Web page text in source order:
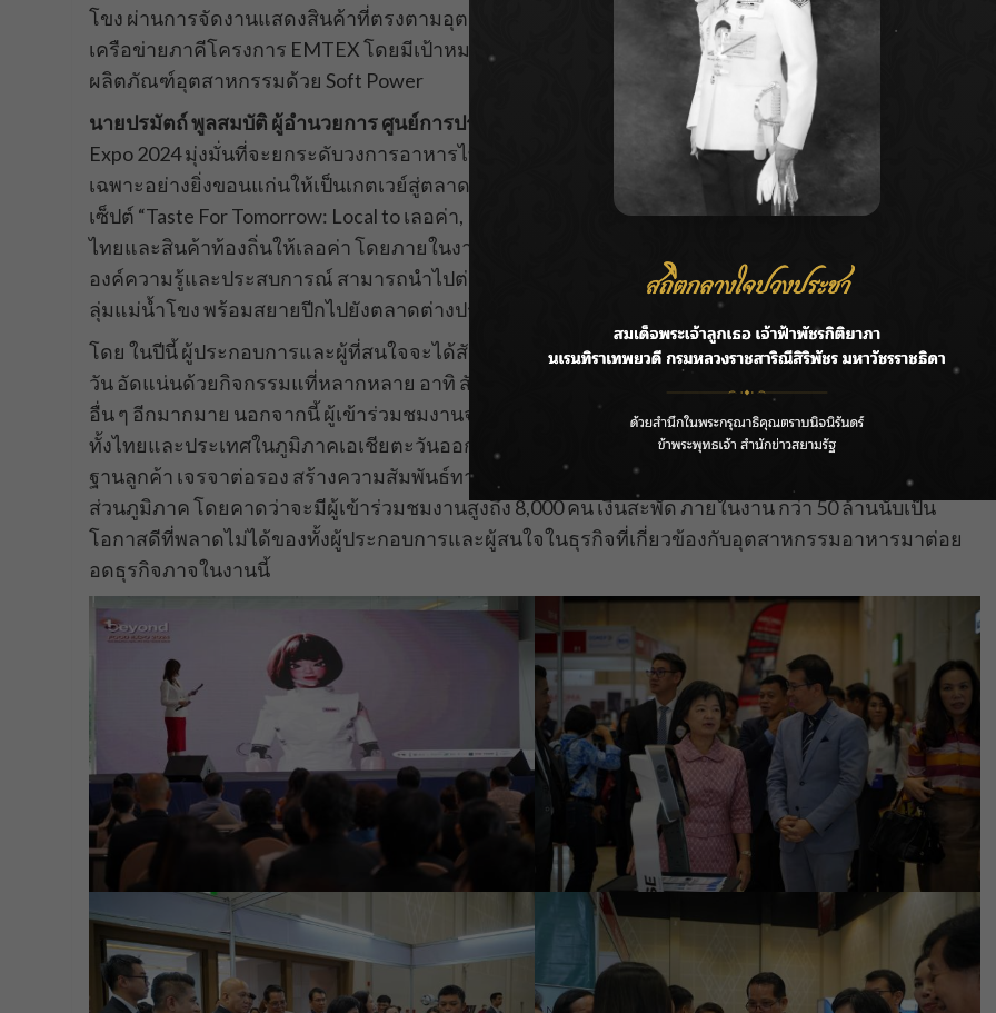
โขง ผ่านการจัดงานแสดงสินค้าที่ตรงตามอุตสาหกรรมเป้าหมายหลักของรัฐบาล โดยความร่วมมือจาก
เครือข่ายภาคีโครงการ EMTEX โดยมีเป้าหมายเพื่อเสริมสร้างความแข็งแกร่งและเพิ่มศักยภาพให้กับ
ผลิตภัณฑ์อุตสาหกรรมด้วย Soft Power
นายปรมัตถ์ พูลสมบัติ ผู้อำนวยการ ศูนย์การประชุมฯไคซ์ ขอนแก่น
ในฐานะ ของผู้จัดงาน Beyond Food
Expo 2024 มุ่งมั่นที่จะยกระดับวงการอาหารไทย และผลักดันธุรกิจอาหารและเครื่องดื่มในภูมิภาคโดย
เฉพาะอย่างยิ่งขอนแก่นให้เป็นเกตเวย์สู่ตลาดในกลุ่มประเทศอนุลุ่มแม่น้ำโขง ตามคอนเซ็ป ภายใต้คอน
เซ็ปต์ “Taste For Tomorrow: Local to เลอค่า, Local to global” เพื่อเป็นแพลตฟอร์มที่จะช่วยยกระดับสินค้า
ไทยและสินค้าท้องถิ่นให้เลอค่า โดยภายในงานจะได้รวบรวมผู้เชี่ยวชาญที่อยู่ในวงการอาหารที่จะมาแชร์
องค์ความรู้และประสบการณ์ สามารถนำไปต่อยอดและขยายธุรกิจกับกลุ่มผู้ซื้อจากประเทศในอนุภูมิภาค
ลุ่มแม่น้ำโขง พร้อมสยายปีกไปยังตลาดต่างประเทศอย่างแข็งแรงและยั่งยืน
โดย ในปีนี้ ผู้ประกอบการและผู้ที่สนใจจะได้สัมผัสและต่อยอดธุรกิจด้านอาหารและเครื่องดื่มตลอดทั้ง 4
วัน อัดแน่นด้วยกิจกรรมแที่หลากหลาย อาทิ สัมมนาเชิงวิชาการ เวิร์กช็อปจากกูรูด้านอาหาร และกิจกรรม
อื่น ๆ อีกมากมาย นอกจากนี้ ผู้เข้าร่วมชมงานจะได้เปิดโอกาสทางธุรกิจ พบกับผู้ซื้อตัวจริงจากหลากหลาย
ทั้งไทยและประเทศในภูมิภาคเอเชียตะวันออกเฉียงใต้จากกิจกรรมการจับคู่ธุรกิจภายในงาน เพื่อขยาย
ฐานลูกค้า เจรจาต่อรอง สร้างความสัมพันธ์ทางธุรกิจที่ยั่งยืน พร้อมสร้างเม็ดเงินให้สะพัด กระตุ้นเศรษฐกิจ
ส่วนภูมิภาค โดยคาดว่าจะมีผู้เข้าร่วมชมงานสูงถึง 8,000 คน เงินสะพัด ภายในงาน กว่า 50 ล้านนับเป็น
โอกาสดีที่พลาดไม่ได้ของทั้งผู้ประกอบการและผู้สนใจในธุรกิจที่เกี่ยวข้องกับอุตสาหกรรมอาหารมาต่อย
อดธุรกิจภาจในงานนี้